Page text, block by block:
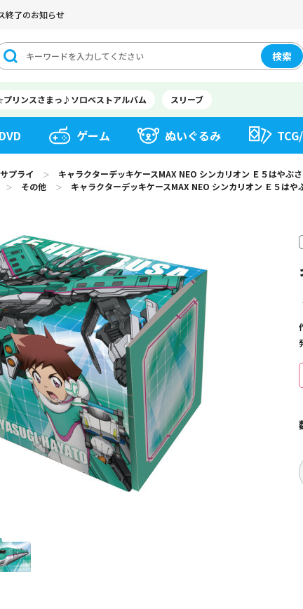
終了のお知らせ
検索
リンスさまっ♪ソロベストアルバム スリーブ
ゲーム ぬいぐるみ
サプライ ＞
キャラクターデッキケースMAX NEO シンカリオン Ｅ５はやぶ
＞ その他 ＞ キャラクターデッキケースMAX NEO シンカリオン Ｅ５はや